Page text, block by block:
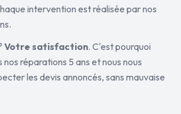
intervention est réalisée par nos
Votre satisfaction. C'est pourquoi
nos réparations 5 ans et nous nous
les devis annoncés, sans mauvaise